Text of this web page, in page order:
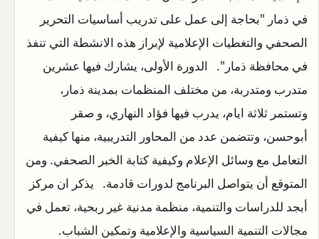
في ذمار "بحاجة إلى عمل على تدريب أساسيات التحرير
الصحفي والتغطيات الإعلامية لإبراز هذه الانشطة التي تنفذ
في محافظة ذمار". الدورة الأولى، يشارك فيها عشرين
متدرب ومتدربة، من مختلف المنظمات بمدينة ذمار،
وتستمر ثلاثة ايام، يدرب فيها فؤاد النهاري، و صقر
أبوحسن، وتتضمن عدد من المحاور التدريبية، منها كيفية
التعامل مع وسائل الإعلام وكيفية كتابة الخبر الصحفي. ومن
المتوقع أن يتواصل البرنامج لدورات قادمة. يذكر ان مركز
أبجد للدراسات والتنمية، منظمة مدنية غير ربحية، تعمل في
مجالات التنمية السياسية والإعلامية وتمكين الشباب.